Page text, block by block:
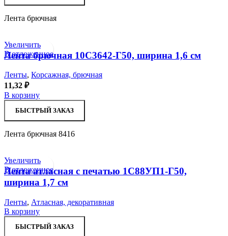
Лента брючная
Увеличить
В отложенное
Лента брючная 10С3642-Г50, ширина 1,6 см
Ленты, Корсажная, брючная
11,32 ₽
В корзину
БЫСТРЫЙ ЗАКАЗ
Лента брючная 8416
Увеличить
В отложенное
Лента атласная с печатью 1С88УП1-Г50,
ширина 1,7 см
Ленты, Атласная, декоративная
В корзину
БЫСТРЫЙ ЗАКАЗ